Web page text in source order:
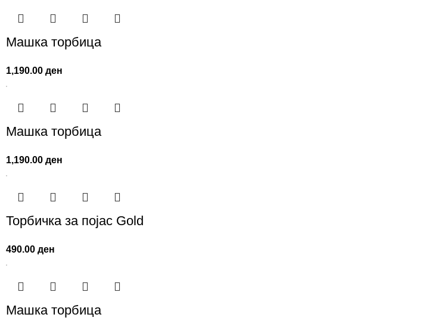
Машка торбица
1,190.00ден
Машка торбица
1,190.00ден
Торбичка за појас Gold
490.00ден
Машка торбица